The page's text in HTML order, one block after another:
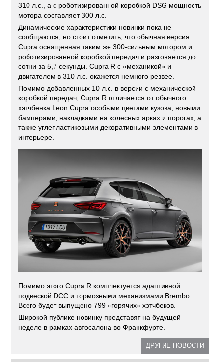
310 л.с., а с роботизированной коробкой DSG мощность
мотора составляет 300 л.с.
Динамические характеристики новинки пока не
сообщаются, но стоит отметить, что обычная версия
Cupra оснащенная таким же 300-сильным мотором и
роботизированной коробкой передач и разгоняется до
сотни за 5,7 секунды. Cupra R с «механикой» и
двигателем в 310 л.с. окажется немного резвее.
Помимо добавленных 10 л.с. в версии с механической
коробкой передач, Cupra R отличается от обычного
хэтчбенка Leon Cupra особыми цветами кузова, новыми
бамперами, накладками на колесных арках и порогах, а
также углепластиковыми декоративными элементами в
интерьере.
Помимо этого Cupra R комплектуется адаптивной
подвеской DCC и тормозными механизмами Brembo.
Всего будет выпущено 799 «горячих» хэтчбеков.
Широкой публике новинку представят на будущей
неделе в рамках автосалона во Франкфурте.
ДРУГИЕ НОВОСТИ